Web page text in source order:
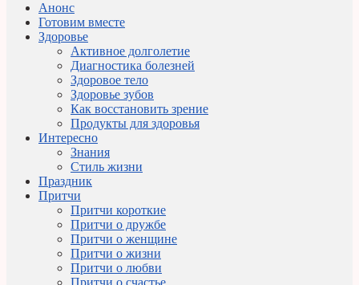
Анонс
Готовим вместе
Здоровье
Активное долголетие
Диагностика болезней
Здоровое тело
Здоровье зубов
Как восстановить зрение
Продукты для здоровья
Интересно
Знания
Стиль жизни
Праздник
Притчи
Притчи короткие
Притчи о дружбе
Притчи о женщине
Притчи о жизни
Притчи о любви